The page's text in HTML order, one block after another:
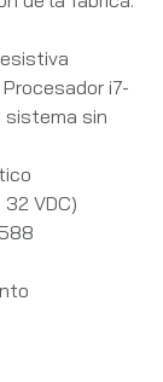
i7-
sistema sin
VDC)